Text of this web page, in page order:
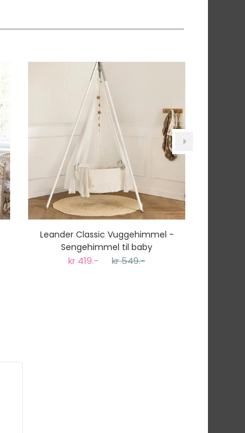
Leander Classic Vuggehimmel -
Sengehimmel til baby
kr 419.- kr 549.-